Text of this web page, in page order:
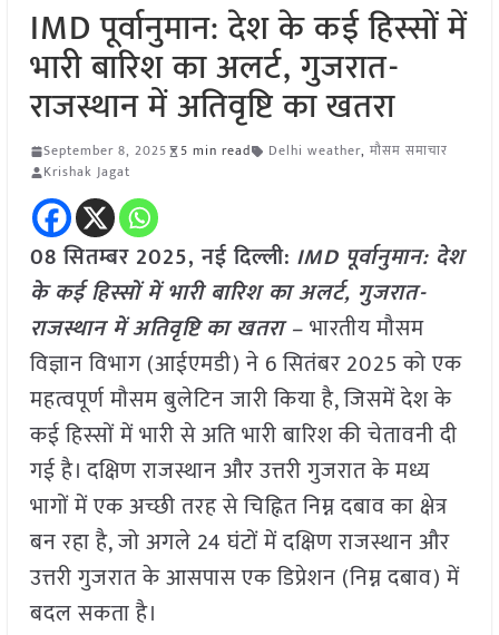
IMD पूर्वानुमान: देश के कई हिस्सों में
भारी बारिश का अलर्ट, गुजरात-
राजस्थान में अतिवृष्टि का खतरा
September 8, 2025 5 min read Delhi weather, मौसम समाचार
Krishak Jagat
08 सितम्बर 2025, नई दिल्ली: IMD पूर्वानुमान: देश
के कई हिस्सों में भारी बारिश का अलर्ट, गुजरात-
राजस्थान में अतिवृष्टि का खतरा –भारतीय मौसम
विज्ञान विभाग (आईएमडी) ने 6 सितंबर 2025 को एक
महत्वपूर्ण मौसम बुलेटिन जारी किया है, जिसमें देश के
कई हिस्सों में भारी से अति भारी बारिश की चेतावनी दी
गई है। दक्षिण राजस्थान और उत्तरी गुजरात के मध्य
भागों में एक अच्छी तरह से चिह्नित निम्न दबाव का क्षेत्र
बन रहा है, जो अगले 24 घंटों में दक्षिण राजस्थान और
उत्तरी गुजरात के आसपास एक डिप्रेशन (निम्न दबाव) में
बदल सकता है।